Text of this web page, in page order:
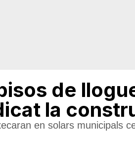
de
la
en solars municipals